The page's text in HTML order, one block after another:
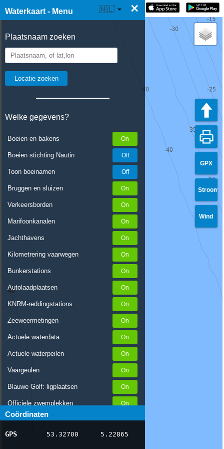
Waterkaart - Menu ×
Plaatsnaam zoeken
Welke gegevens?
Boeien en bakens
Boeien stichting Nautin
Toon boeinamen
Bruggen en sluizen
Verkeersborden
Marifoonkanalen
Jachthavens
Kilometrering vaarwegen
Bunkerstations
Autolaadplaatsen
KNRM-reddingstations
Zeeweermetingen
Actuele waterdata
Actuele waterpeilen
Vaargeulen
Blauwe Golf: ligplaatsen
Officiele zwemplekken
Stremmingen/hinder
AIS scheepsposities
Coördinaten
GPS 53.32700 5.22865
☰ Waterkaart Live 🇳🇱
GPX
Stroom
Wind